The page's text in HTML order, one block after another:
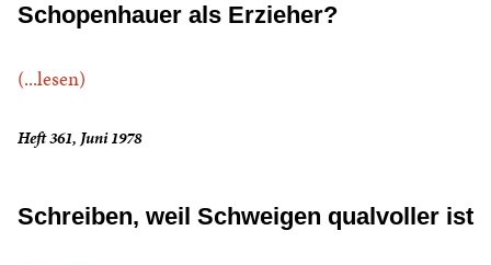
Schopenhauer als Erzieher?
(...lesen)
Heft 361, Juni 1978
Schreiben, weil Schweigen qualvoller ist